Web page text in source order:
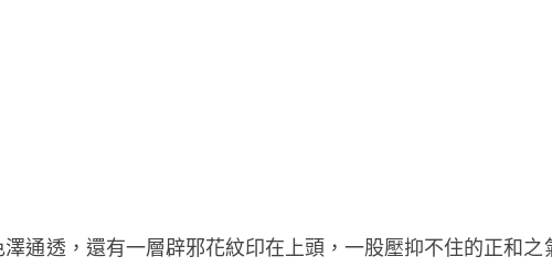
透，還有一層辟邪花紋印在上頭，一股壓抑不住的正和之